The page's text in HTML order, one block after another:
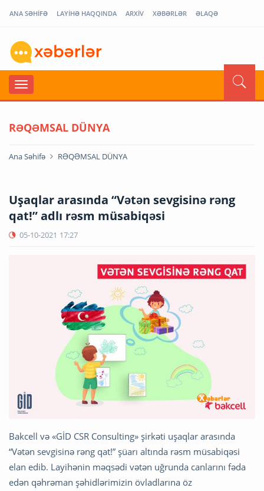
ANA SƏHİFƏ LAYİHƏ HAQQINDA ARXİV XƏBƏRLƏR ƏLAQƏ
RƏQƏMSAL DÜNYA
Ana Səhifə RƏQƏMSAL DÜNYA
Uşaqlar arasında “Vətən sevgisinə rəng
qat!” adlı rəsm müsabiqəsi
05-10-2021 17:27
Bakcell və «GİD CSR Consulting» şirkəti uşaqlar arasında
“Vətən sevgisinə rəng qat!” şüarı altında rəsm müsabiqəsi
elan edib. Layihənin məqsədi vətən uğrunda canlarını fəda
edən qəhrəman şəhidlərimizin övladlarına öz